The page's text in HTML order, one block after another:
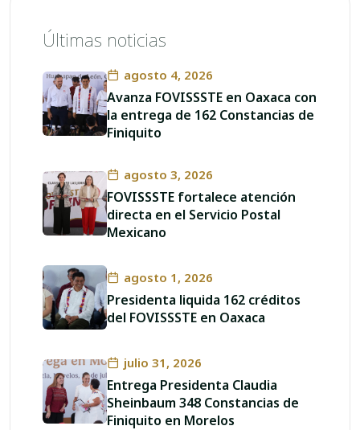
Últimas noticias
agosto 4, 2026
Avanza FOVISSSTE en Oaxaca con
la entrega de 162 Constancias de
Finiquito
agosto 3, 2026
FOVISSSTE fortalece atención
directa en el Servicio Postal
Mexicano
agosto 1, 2026
Presidenta liquida 162 créditos
del FOVISSSTE en Oaxaca
julio 31, 2026
Entrega Presidenta Claudia
Sheinbaum 348 Constancias de
Finiquito en Morelos